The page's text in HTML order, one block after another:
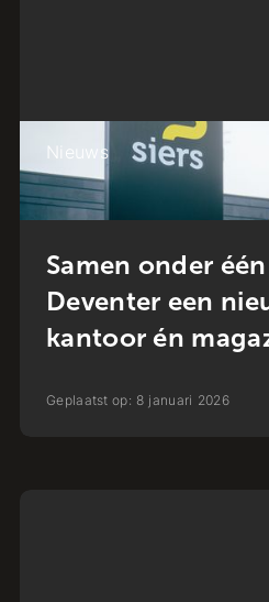
Nieuws
Samen onder
Deventer een
kantoor én
Geplaatst op: 8 januari 2026